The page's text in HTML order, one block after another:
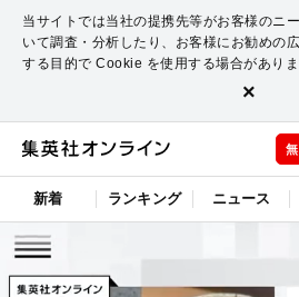
当サイトでは当社の提携先等がお客様のニ
いて調査・分析したり、お客様にお勧めの
する目的で Cookie を使用する場合がありま
×
新着 ランキング ニュース